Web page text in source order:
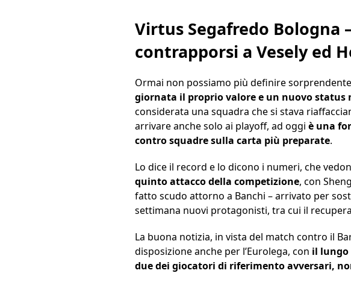
Virtus Segafredo Bologna
contrapporsi a Vesely ed
Ormai non possiamo più definire
giornata il proprio valore e un nuovo status
considerata una squadra che si stava
arrivare anche solo ai playoff, ad oggi è una
contro squadre sulla carta più preparate.
Lo dice il record e lo dicono i numeri, che
quinto attacco della competizione, con
fatto scudo attorno a Banchi – arrivato per
settimana nuovi protagonisti, tra cui il
La buona notizia, in vista del match contro il
disposizione anche per l’Eurolega, con il lungo
due dei giocatori di riferimento avversari,